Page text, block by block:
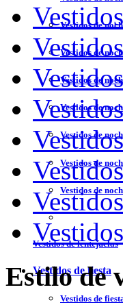
Vestidos de
Vestidos de
Vestidos de
Vestidos de
Vestidos de
Vestidos de
Vestidos de
Vestidos de lentejuelas
Vestidos de fiesta
Vestidos de
Estilo de